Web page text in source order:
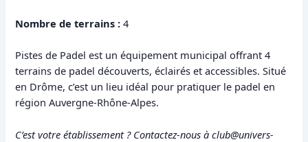
Nombre de terrains : 4
Pistes de Padel est un équipement municipal offrant 4
terrains de padel découverts, éclairés et accessibles. Situé
en Drôme, c’est un lieu idéal pour pratiquer le padel en
région Auvergne-Rhône-Alpes.
C’est votre établissement ? Contactez-nous à club@univers-